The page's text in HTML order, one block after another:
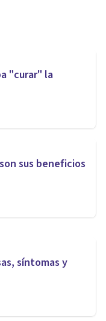
"curar" la
sus beneficios
síntomas y